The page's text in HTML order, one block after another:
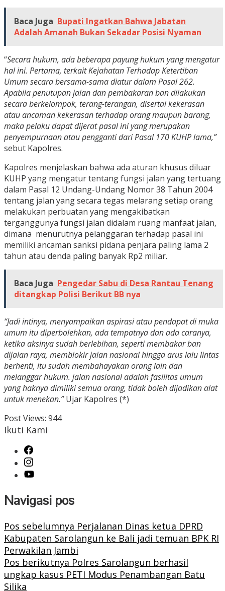
Baca Juga Bupati Ingatkan Bahwa Jabatan
Adalah Amanah Bukan Sekadar Posisi Nyaman
“Secara hukum, ada beberapa payung hukum yang mengatur
hal ini. Pertama, terkait Kejahatan Terhadap Ketertiban
Umum secara bersama-sama diatur dalam Pasal 262.
Apabila penutupan jalan dan pembakaran ban dilakukan
secara berkelompok, terang-terangan, disertai kekerasan
atau ancaman kekerasan terhadap orang maupun barang,
maka pelaku dapat dijerat pasal ini yang merupakan
penyempurnaan atau pengganti dari Pasal 170 KUHP lama,”
sebut Kapolres.
Kapolres menjelaskan bahwa ada aturan khusus diluar
KUHP yang mengatur tentang fungsi jalan yang tertuang
dalam Pasal 12 Undang-Undang Nomor 38 Tahun 2004
tentang jalan yang secara tegas melarang setiap orang
melakukan perbuatan yang mengakibatkan
terganggunya fungsi jalan didalam ruang manfaat jalan,
dimana menurutnya pelanggaran terhadap pasal ini
memiliki ancaman sanksi pidana penjara paling lama 2
tahun atau denda paling banyak Rp2 miliar.
Baca Juga Pengedar Sabu di Desa Rantau Tenang
ditangkap Polisi Berikut BB nya
“Jadi intinya, menyampaikan aspirasi atau pendapat di muka
umum itu diperbolehkan, ada tempatnya dan ada caranya,
ketika aksinya sudah berlebihan, seperti membakar ban
dijalan raya, memblokir jalan nasional hingga arus lalu lintas
berhenti, itu sudah membahayakan orang lain dan
melanggar hukum. jalan nasional adalah fasilitas umum
yang haknya dimiliki semua orang, tidak boleh dijadikan alat
untuk menekan.”Ujar Kapolres (*)
Post Views: 944
Ikuti Kami
Navigasi pos
Pos sebelumnya Perjalanan Dinas ketua DPRD
Kabupaten Sarolangun ke Bali jadi temuan BPK RI
Perwakilan Jambi
Pos berikutnya Polres Sarolangun berhasil
ungkap kasus PETI Modus Penambangan Batu
Silika